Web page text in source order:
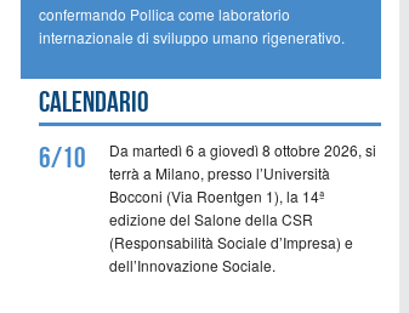
confermando Pollica come laboratorio
internazionale di sviluppo umano rigenerativo.
Calendario
6/10
Da martedì 6 a giovedì 8 ottobre 2026, si
terrà a Milano, presso l’Università
Bocconi (Via Roentgen 1), la 14ª
edizione del Salone della CSR
(Responsabilità Sociale d’Impresa) e
dell’Innovazione Sociale.